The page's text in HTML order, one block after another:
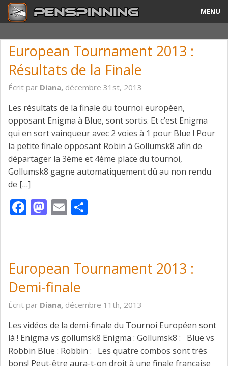
MENU
Tricks & Combos
Tournois
Vidéos
A Propos
Contact
European Tournament 2013 :
Résultats de la Finale
Écrit par Diana, décembre 31st, 2013
Les résultats de la finale du tournoi européen,
opposant Enigma à Blue, sont sortis. Et c’est Enigma
qui en sort vainqueur avec 2 voies à 1 pour Blue ! Pour
la petite finale opposant Robin à Gollumsk8 afin de
départager la 3ème et 4ème place du tournoi,
Gollumsk8 gagne automatiquement dû au non rendu
de […]
Facebook
Mastodon
Email
European Tournament 2013 :
Demi-finale
Écrit par Diana, décembre 11th, 2013
Les vidéos de la demi-finale du Tournoi Européen sont
là ! Enigma vs gollumsk8 Enigma : Gollumsk8 : Blue vs
Robbin Blue : Robbin : Les quatre combos sont très
bons! Peut-être aura-t-on droit à une finale française